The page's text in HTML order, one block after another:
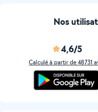
Nos
4,6/5
Calculé à partir de 48731